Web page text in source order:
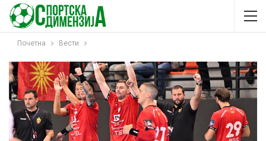
Почетна Вести